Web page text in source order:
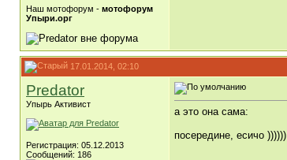
Наш мотофорум - мотофорум
Упыри.орг
17.01.2014, 02:10
Predator
Упырь Активист
Регистрация: 05.12.2013
Сообщений: 186
а это она сама:
посередине, есичо ))))))